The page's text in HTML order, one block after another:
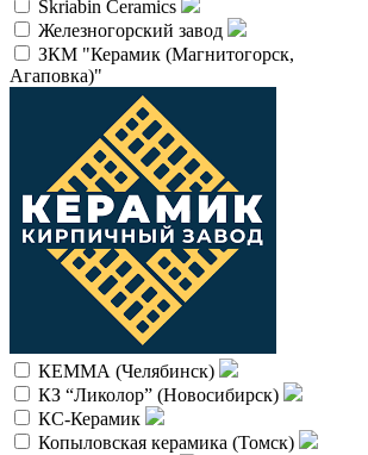
Skriabin Ceramics
Железногорский завод
ЗКМ "Керамик (Магнитогорск,
Агаповка)"
КЕММА (Челябинск)
КЗ “Ликолор” (Новосибирск)
КС-Керамик
Копыловская керамика (Томск)